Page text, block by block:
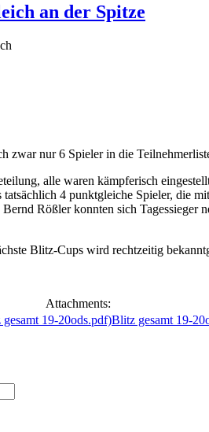
an der Spitze
zwar nur 6 Spieler in die
alle waren kämpferisch
tatsächlich 4 punktgleiche Spieler, die
Rößler konnten sich
Blitz-Cups wird rechtzeitig
Attachments:
Blitz gesamt 19-